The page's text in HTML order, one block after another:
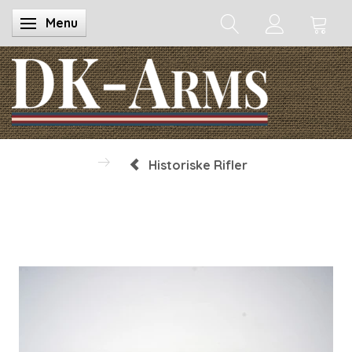
Skifte navigation
Menu
Historiske Rifler